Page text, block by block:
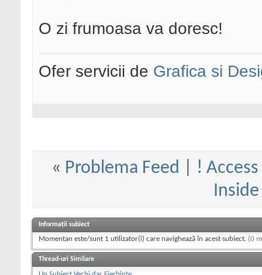
O zi frumoasa va doresc!
Ofer servicii de Grafica si
« Problema Feed
!
Informații subiect
Momentan este/sunt 1 utilizator(i) care navighează în acest subiect. (0
Thread-uri Similare